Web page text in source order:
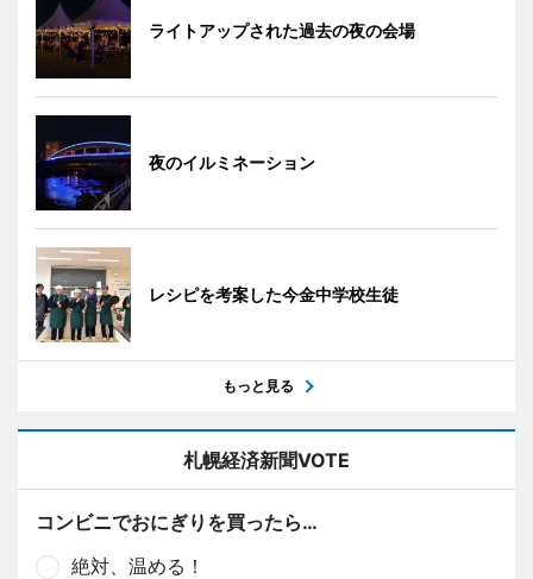
ライトアップされた過去の夜の会場
夜のイルミネーション
レシピを考案した今金中学校生徒
もっと見る
札幌経済新聞VOTE
コンビニでおにぎりを買ったら…
絶対、温める！